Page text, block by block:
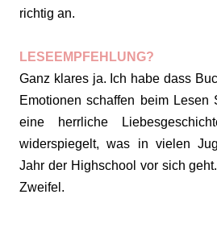
richtig an.
LESEEMPFEHLUNG?
Ganz klares ja. Ich habe dass
Emotionen schaffen beim Lesen
eine herrliche
widerspiegelt, was in vielen
Jahr der Highschool vor sich
Zweifel.